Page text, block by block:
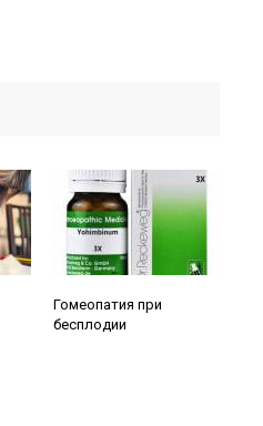
Гомеопатия при
бесплодии